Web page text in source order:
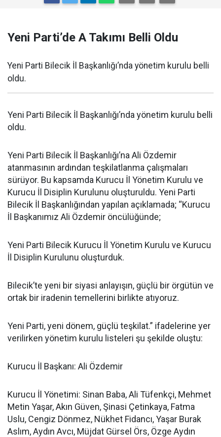
Yeni Parti’de A Takımı Belli Oldu
Yeni Parti Bilecik İl Başkanlığı’nda yönetim kurulu belli
oldu.
Yeni Parti Bilecik İl Başkanlığı’nda yönetim kurulu belli
oldu.
Yeni Parti Bilecik İl Başkanlığı’na Ali Özdemir
atanmasının ardından teşkilatlanma çalışmaları
sürüyor. Bu kapsamda Kurucu İl Yönetim Kurulu ve
Kurucu İl Disiplin Kurulunu oluşturuldu. Yeni Parti
Bilecik İl Başkanlığından yapılan açıklamada; “Kurucu
İl Başkanımız Ali Özdemir öncülüğünde;
Yeni Parti Bilecik Kurucu İl Yönetim Kurulu ve Kurucu
İl Disiplin Kurulunu oluşturduk.
Bilecik’te yeni bir siyasi anlayışın, güçlü bir örgütün ve
ortak bir iradenin temellerini birlikte atıyoruz.
Yeni Parti, yeni dönem, güçlü teşkilat.” ifadelerine yer
verilirken yönetim kurulu listeleri şu şekilde oluştu:
Kurucu İl Başkanı: Ali Özdemir
Kurucu İl Yönetimi: Sinan Baba, Ali Tüfenkçi, Mehmet
Metin Yaşar, Akın Güven, Şinasi Çetinkaya, Fatma
Uslu, Cengiz Dönmez, Nükhet Fidancı, Yaşar Burak
Aslım, Aydın Avcı, Müjdat Gürsel Örs, Özge Aydın